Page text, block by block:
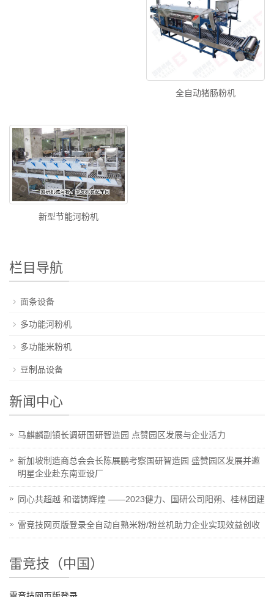
全自动猪肠粉机
新型节能河粉机
栏目导航
面条设备
多功能河粉机
多功能米粉机
豆制品设备
新闻中心
马麒麟副镇长调研国研智造园 点赞园区发展与企业活力
新加坡制造商总会会长陈展鹏考察国研智造园 盛赞园区发展并邀
明星企业赴东南亚设厂
同心共超越 和谐铸辉煌 ——2023健力、国研公司阳朔、桂林团建
雷竞技网页版登录全自动自熟米粉/粉丝机助力企业实现效益创收
雷竞技（中国）